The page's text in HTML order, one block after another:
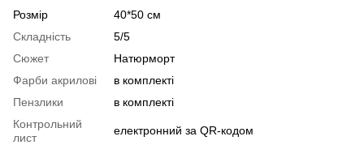
Розмір
40*50 см
Складність
5/5
Сюжет
Натюрморт
Фарби акрилові
в комплекті
Пензлики
в комплекті
Контрольний
лист
електронний за QR-кодом